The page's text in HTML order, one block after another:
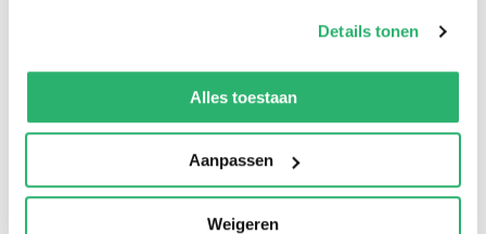
kunnen ontvangen en verwerken.
Details tonen
Alles toestaan
Aanpassen
Weigeren